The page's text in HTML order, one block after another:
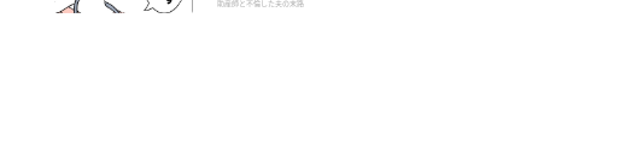
た。
助産師と不倫した夫の末路